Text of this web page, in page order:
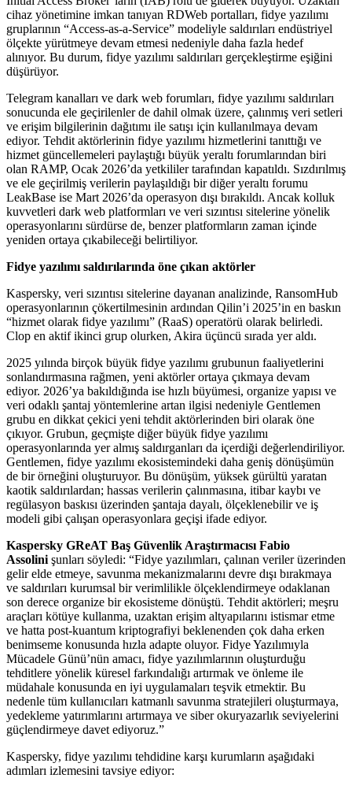
cihaz yönetimine imkan tanıyan RDWeb portalları, fidye yazılımı
gruplarının “Access-as-a-Service” modeliyle saldırıları endüstriyel
ölçekte yürütmeye devam etmesi nedeniyle daha fazla hedef
alınıyor. Bu durum, fidye yazılımı saldırıları gerçekleştirme eşiğini
düşürüyor.
Telegram kanalları ve dark web forumları, fidye yazılımı saldırıları
sonucunda ele geçirilenler de dahil olmak üzere, çalınmış veri setleri
ve erişim bilgilerinin dağıtımı ile satışı için kullanılmaya devam
ediyor. Tehdit aktörlerinin fidye yazılımı hizmetlerini tanıttığı ve
hizmet güncellemeleri paylaştığı büyük yeraltı forumlarından biri
olan RAMP, Ocak 2026’da yetkililer tarafından kapatıldı. Sızdırılmış
ve ele geçirilmiş verilerin paylaşıldığı bir diğer yeraltı forumu
LeakBase ise Mart 2026’da operasyon dışı bırakıldı. Ancak kolluk
kuvvetleri dark web platformları ve veri sızıntısı sitelerine yönelik
operasyonlarını sürdürse de, benzer platformların zaman içinde
yeniden ortaya çıkabileceği belirtiliyor.
Fidye yazılımı saldırılarında öne çıkan aktörler
Kaspersky, veri sızıntısı sitelerine dayanan analizinde, RansomHub
operasyonlarının çökertilmesinin ardından Qilin’i 2025’in en baskın
“hizmet olarak fidye yazılımı” (RaaS) operatörü olarak belirledi.
Clop en aktif ikinci grup olurken, Akira üçüncü sırada yer aldı.
2025 yılında birçok büyük fidye yazılımı grubunun faaliyetlerini
sonlandırmasına rağmen, yeni aktörler ortaya çıkmaya devam
ediyor. 2026’ya bakıldığında ise hızlı büyümesi, organize yapısı ve
veri odaklı şantaj yöntemlerine artan ilgisi nedeniyle Gentlemen
grubu en dikkat çekici yeni tehdit aktörlerinden biri olarak öne
çıkıyor. Grubun, geçmişte diğer büyük fidye yazılımı
operasyonlarında yer almış saldırganları da içerdiği değerlendiriliyor.
Gentlemen, fidye yazılımı ekosistemindeki daha geniş dönüşümün
de bir örneğini oluşturuyor. Bu dönüşüm, yüksek gürültü yaratan
kaotik saldırılardan; hassas verilerin çalınmasına, itibar kaybı ve
regülasyon baskısı üzerinden şantaja dayalı, ölçeklenebilir ve iş
modeli gibi çalışan operasyonlara geçişi ifade ediyor.
Kaspersky GReAT Baş Güvenlik Araştırmacısı Fabio
Assolini şunları söyledi: “Fidye yazılımları, çalınan veriler üzerinden
gelir elde etmeye, savunma mekanizmalarını devre dışı bırakmaya
ve saldırıları kurumsal bir verimlilikle ölçeklendirmeye odaklanan
son derece organize bir ekosisteme dönüştü. Tehdit aktörleri; meşru
araçları kötüye kullanma, uzaktan erişim altyapılarını istismar etme
ve hatta post-kuantum kriptografiyi beklenenden çok daha erken
benimseme konusunda hızla adapte oluyor. Fidye Yazılımıyla
Mücadele Günü’nün amacı, fidye yazılımlarının oluşturduğu
tehditlere yönelik küresel farkındalığı artırmak ve önleme ile
müdahale konusunda en iyi uygulamaları teşvik etmektir. Bu
nedenle tüm kullanıcıları katmanlı savunma stratejileri oluşturmaya,
yedekleme yatırımlarını artırmaya ve siber okuryazarlık seviyelerini
güçlendirmeye davet ediyoruz.”
Kaspersky, fidye yazılımı tehdidine karşı kurumların aşağıdaki
adımları izlemesini tavsiye ediyor: